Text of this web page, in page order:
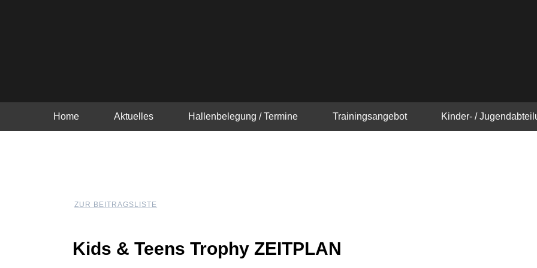
Home Aktuelles Hallenbelegung / Termine Trainingsangebot Kinder- /
ZUR BEITRAGSLISTE
Kids & Teens Trophy ZEITPLAN